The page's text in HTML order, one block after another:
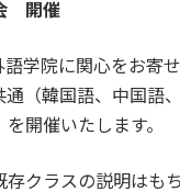
開催
語学院に関心をお寄
（韓国語、中国語
開催いたします。
クラスの説明はも